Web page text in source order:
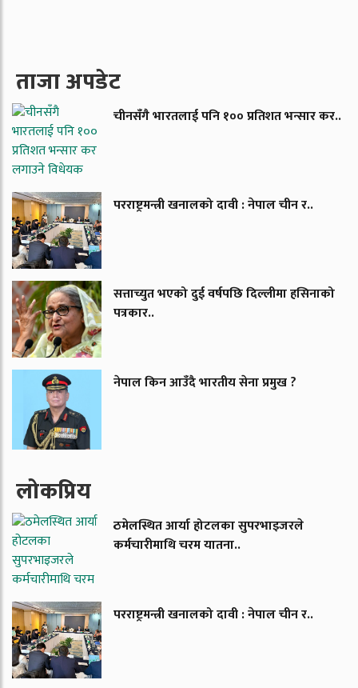
ताजा अपडेट
चीनसँगै भारतलाई पनि १०० प्रतिशत भन्सार कर..
परराष्ट्रमन्त्री खनालको दावी : नेपाल चीन र..
सत्ताच्युत भएको दुई वर्षपछि दिल्लीमा हसिनाको
पत्रकार..
नेपाल किन आउँदै भारतीय सेना प्रमुख ?
लाेकप्रिय
ठमेलस्थित आर्या होटलका सुपरभाइजरले
कर्मचारीमाथि चरम यातना..
परराष्ट्रमन्त्री खनालको दावी : नेपाल चीन र..